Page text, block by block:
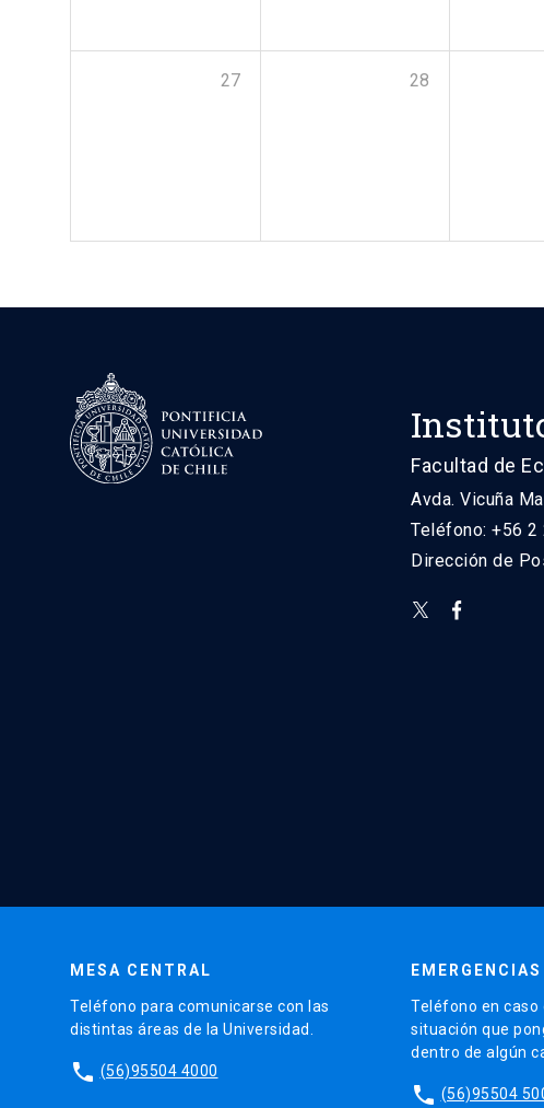
27 28
Facultad de
Avda. Vicuña
Teléfono: +56 2
Dirección de
MESA CENTRAL
Teléfono para comunicarse con las
distintas áreas de la Universidad.
phone (56)95504 4000
EMERGENCIAS
Teléfono en caso
situación que
dentro de algún
phone (56)95504